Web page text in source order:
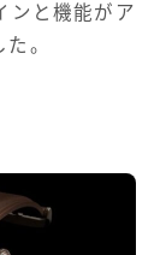
ンと機能がア
。